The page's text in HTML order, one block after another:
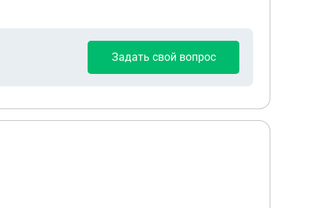
что не смогу в полной мере доказать
Задать свой вопрос